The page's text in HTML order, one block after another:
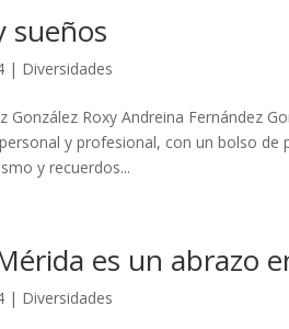
sueños
| Diversidades
González Roxy Andreina Fernández
y profesional, con un bolso
y recuerdos...
es un abrazo
| Diversidades